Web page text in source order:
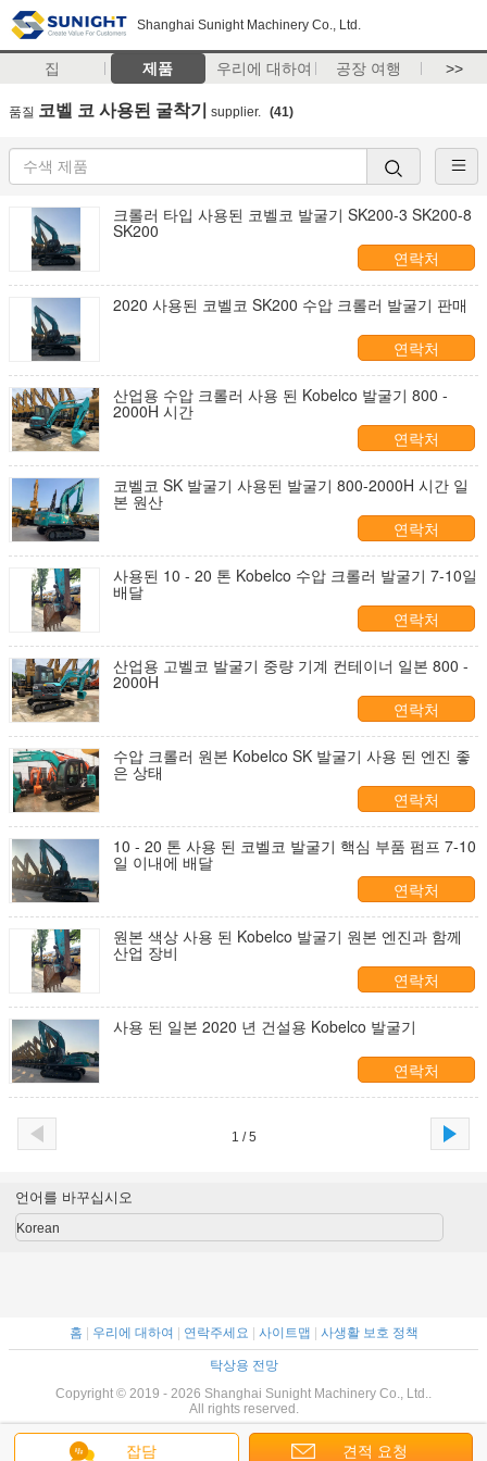
Shanghai Sunight Machinery Co., Ltd.
집 제품 우리에 대하여 공장 여행 >>
품질 코벨 코 사용된 굴착기 supplier. (41)
크롤러 타입 사용된 코벨코 발굴기 SK200-3 SK200-8
SK200
연락처
2020 사용된 코벨코 SK200 수압 크롤러 발굴기 판매
연락처
산업용 수압 크롤러 사용 된 Kobelco 발굴기 800 -
2000H 시간
연락처
코벨코 SK 발굴기 사용된 발굴기 800-2000H 시간 일
본 원산
연락처
사용된 10 - 20 톤 Kobelco 수압 크롤러 발굴기 7-10일
배달
연락처
산업용 고벨코 발굴기 중량 기계 컨테이너 일본 800 -
2000H
연락처
수압 크롤러 원본 Kobelco SK 발굴기 사용 된 엔진 좋
은 상태
연락처
10 - 20 톤 사용 된 코벨코 발굴기 핵심 부품 펌프 7-10
일 이내에 배달
연락처
원본 색상 사용 된 Kobelco 발굴기 원본 엔진과 함께
산업 장비
연락처
사용 된 일본 2020 년 건설용 Kobelco 발굴기
연락처
1 / 5
잡담 견적 요청
언어를 바꾸십시오
Korean
홈 우리에 대하여 연락주세요 사이트맵 사생활 보호 정책
탁상용 전망
Copyright © 2019 - 2026 Shanghai Sunight Machinery Co., Ltd..
All rights reserved.